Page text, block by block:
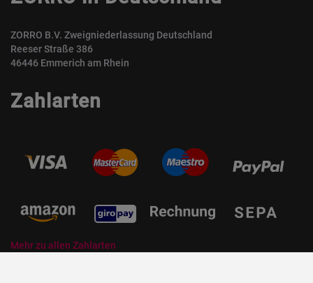
ZORRO B.V. Zweigniederlassung Deutschland
Reeser Straße 386
46446 Emmerich am Rhein
Zahlarten
Mehr zu allen Zahlarten